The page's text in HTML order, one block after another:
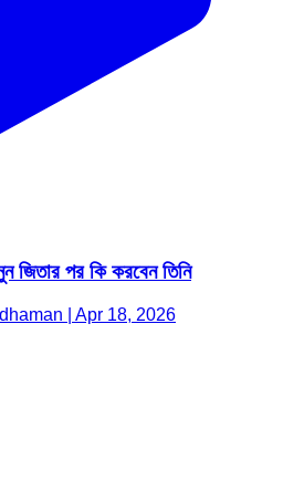
জিতার পর কি করবেন তিনি
| Apr 18, 2026